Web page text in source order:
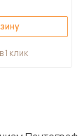
1 клик